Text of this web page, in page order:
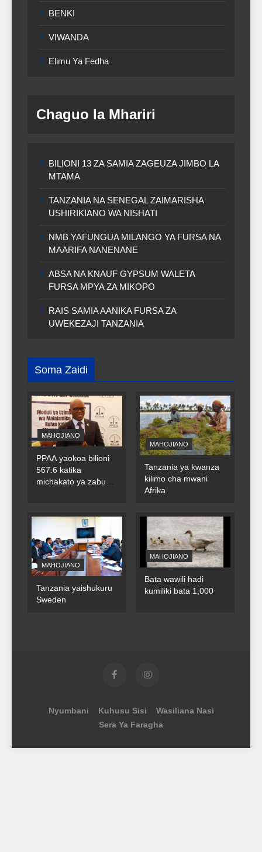
BENKI
VIWANDA
Elimu Ya Fedha
Chaguo la Mhariri
BILIONI 13 ZA SAMIA ZAGEUZA JIMBO LA
MTAMA
TANZANIA NA SENEGAL ZAIMARISHA
USHIRIKIANO WA NISHATI
NMB YAFUNGUA MILANGO YA FURSA NA
MAARIFA NANENANE
ABSA NA KNAUF GYPSUM WALETA
FURSA MPYA ZA MIKOPO
RAIS SAMIA AANIKA FURSA ZA
UWEKEZAJI TANZANIA
Soma Zaidi
MAHOJIANO
PPAA yaokoa bilioni
567.6 katika
michakato ya zabuni
MAHOJIANO
Tanzania ya kwanza
kilimo cha mwani
Afrika
MAHOJIANO
Tanzania yaishukuru
Sweden
MAHOJIANO
Bata wawili hadi
kumiliki bata 1,000
Nyumbani Kuhusu Sisi
Wasiliana Nasi
Sera Ya Faragha